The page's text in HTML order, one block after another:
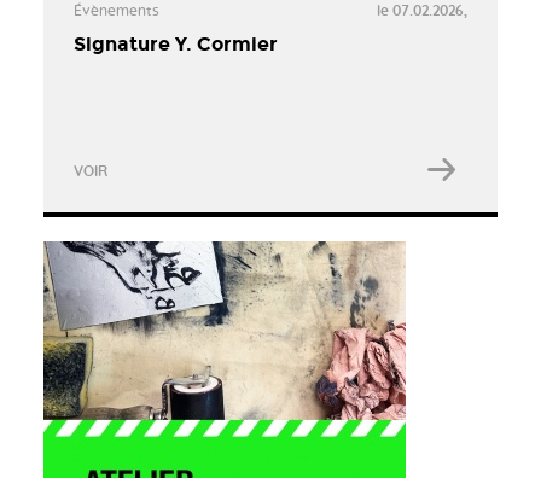
Évènements le 07.02.2026,
Signature Y. Cormier
VOIR